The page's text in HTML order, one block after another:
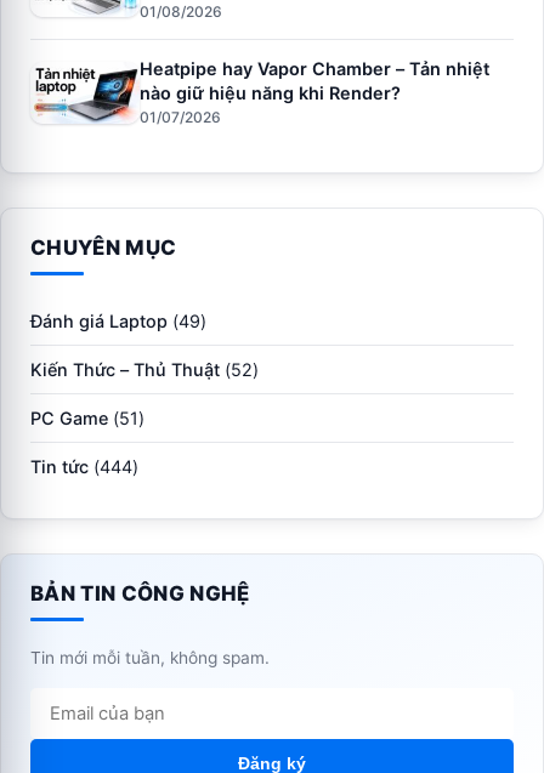
01/08/2026
Heatpipe hay Vapor Chamber – Tản nhiệt
nào giữ hiệu năng khi Render?
01/07/2026
CHUYÊN MỤC
Đánh giá Laptop (49)
Kiến Thức – Thủ Thuật (52)
PC Game (51)
Tin tức (444)
BẢN TIN CÔNG NGHỆ
Tin mới mỗi tuần, không spam.
Đăng ký